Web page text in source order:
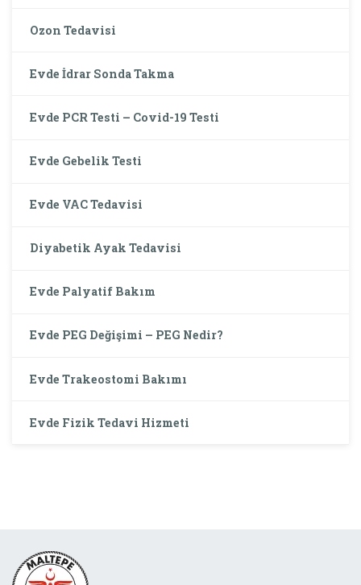
Ozon Tedavisi
Evde İdrar Sonda Takma
Evde PCR Testi – Covid-19 Testi
Evde Gebelik Testi
Evde VAC Tedavisi
Diyabetik Ayak Tedavisi
Evde Palyatif Bakım
Evde PEG Değişimi – PEG Nedir?
Evde Trakeostomi Bakımı
Evde Fizik Tedavi Hizmeti